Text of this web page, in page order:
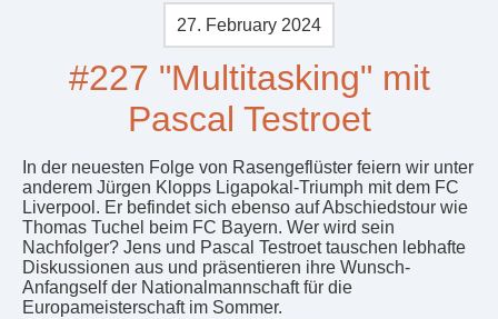
27. February 2024
#227 "Multitasking" mit
Pascal Testroet
In der neuesten Folge von Rasengeflüster feiern wir unter
anderem Jürgen Klopps Ligapokal-Triumph mit dem FC
Liverpool. Er befindet sich ebenso auf Abschiedstour wie
Thomas Tuchel beim FC Bayern. Wer wird sein
Nachfolger? Jens und Pascal Testroet tauschen lebhafte
Diskussionen aus und präsentieren ihre Wunsch-
Anfangself der Nationalmannschaft für die
Europameisterschaft im Sommer.